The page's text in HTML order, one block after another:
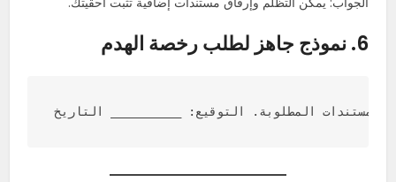
6. نموذج جاهز لطلب رخصة الهدم